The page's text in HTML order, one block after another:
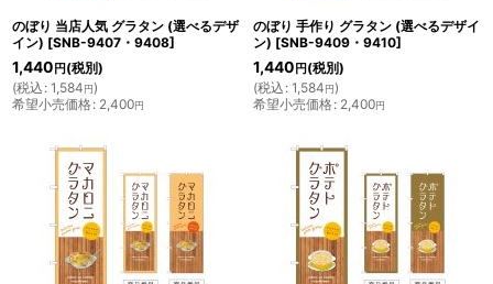
のぼり 当店人気 グラタン (選べるデザ
イン) [SNB-9407・9408]
1,440 円 (税別)
(税込 : 1,584円)
希望小売価格: 2,400円
のぼり 手作り グラタン (選べるデザイ
ン) [SNB-9409・9410]
1,440 円 (税別)
(税込 : 1,584円)
希望小売価格: 2,400円